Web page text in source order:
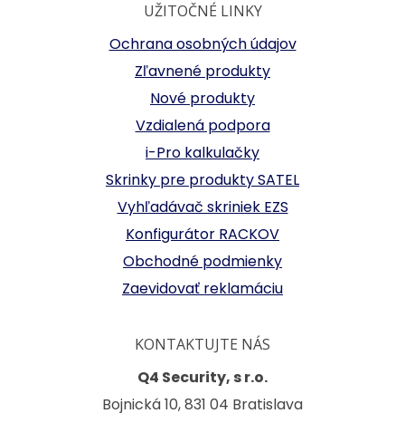
UŽITOČNÉ LINKY
Ochrana osobných údajov
Zľavnené produkty
Nové produkty
Vzdialená podpora
i-Pro kalkulačky
Skrinky pre produkty SATEL
Vyhľadávač skriniek EZS
Konfigurátor RACKOV
Obchodné podmienky
Zaevidovať reklamáciu
KONTAKTUJTE NÁS
Q4 Security, s r.o.
Bojnická 10, 831 04 Bratislava